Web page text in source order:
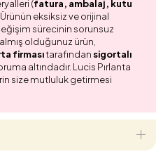
(fatura, ambalaj, kutu
eksiksiz ve orijinal
sürecinin sorunsuz
olduğunuz ürün,
firmasıtarafından sigortalı
altındadır. Lucis Pırlanta
size mutluluk getirmesi